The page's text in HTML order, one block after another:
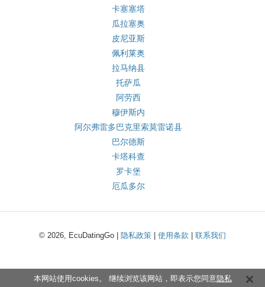
卡塞塞塔
瓜拉塞奥
皮尼亚斯
佩利莱奥
拉马纳县
托萨瓜
阿劳西
穆伊斯内
阿尔弗雷多巴克里索莫雷诺县
巴尔德斯
卡塔科查
罗卡堡
厄瓜多尔
© 2026, EcuDatingGo | 隐私政策 使用条款 联系我们
本网站使用cookies。 继续浏览该网站，即表示您同意隐私